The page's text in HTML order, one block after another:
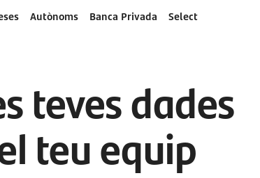
Autònoms Banca Privada Select
teves dades
teu equip